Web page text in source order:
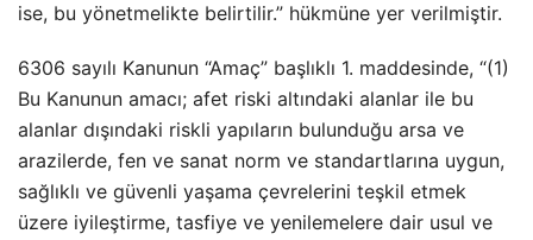
ise, bu yönetmelikte belirtilir.” hükmüne yer verilmiştir.
6306 sayılı Kanunun “Amaç” başlıklı 1. maddesinde, “(1)
Bu Kanunun amacı; afet riski altındaki alanlar ile bu
alanlar dışındaki riskli yapıların bulunduğu arsa ve
arazilerde, fen ve sanat norm ve standartlarına uygun,
sağlıklı ve güvenli yaşama çevrelerini teşkil etmek
üzere iyileştirme, tasfiye ve yenilemelere dair usul ve